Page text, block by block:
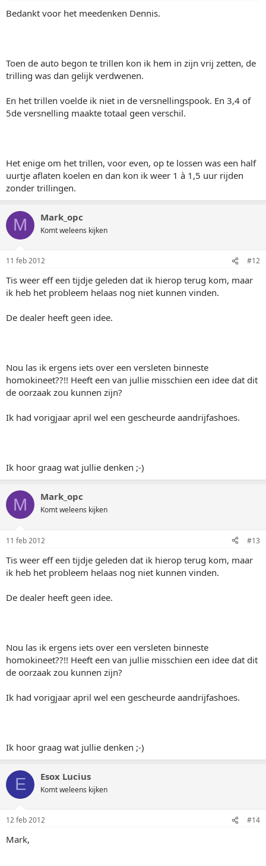
Bedankt voor het meedenken Dennis.
Toen de auto begon te trillen kon ik hem in zijn vrij zetten, de
trilling was dan gelijk verdwenen.
En het trillen voelde ik niet in de versnellingspook. En 3,4 of
5de versnelling maakte totaal geen verschil.
Het enige om het trillen, voor even, op te lossen was een half
uurtje aflaten koelen en dan kon ik weer 1 à 1,5 uur rijden
zonder trillingen.
M Mark_opc
Komt weleens kijken
11 feb 2012 #12
Tis weer eff een tijdje geleden dat ik hierop terug kom, maar
ik heb het probleem helaas nog niet kunnen vinden.
De dealer heeft geen idee.
Nou las ik ergens iets over een versleten binneste
homokineet??!! Heeft een van jullie misschien een idee dat dit
de oorzaak zou kunnen zijn?
Ik had vorigjaar april wel een gescheurde aandrijfashoes.
Ik hoor graag wat jullie denken ;-)
M Mark_opc
Komt weleens kijken
11 feb 2012 #13
Tis weer eff een tijdje geleden dat ik hierop terug kom, maar
ik heb het probleem helaas nog niet kunnen vinden.
De dealer heeft geen idee.
Nou las ik ergens iets over een versleten binneste
homokineet??!! Heeft een van jullie misschien een idee dat dit
de oorzaak zou kunnen zijn?
Ik had vorigjaar april wel een gescheurde aandrijfashoes.
Ik hoor graag wat jullie denken ;-)
E Esox Lucius
Komt weleens kijken
12 feb 2012 #14
Mark,